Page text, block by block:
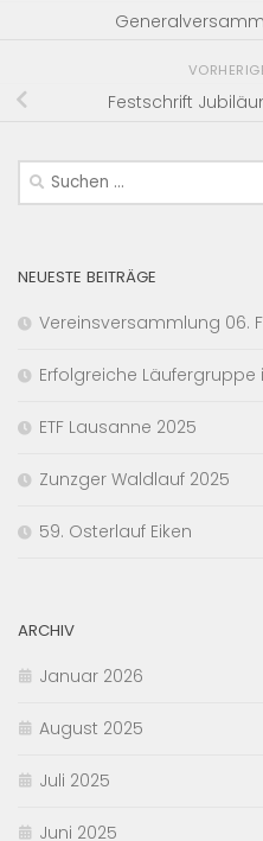
Festschrift
Suchen
nach:
NEUESTE BEITRÄGE
Vereinsversammlung 06.
Erfolgreiche
ETF Lausanne 2025
Zunzger Waldlauf 2025
59. Osterlauf Eiken
ARCHIV
Januar 2026
August 2025
Juli 2025
Juni 2025